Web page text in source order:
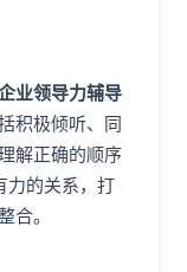
业领导力辅导
积极倾听、同
解正确的顺序
力的关系，打
合。